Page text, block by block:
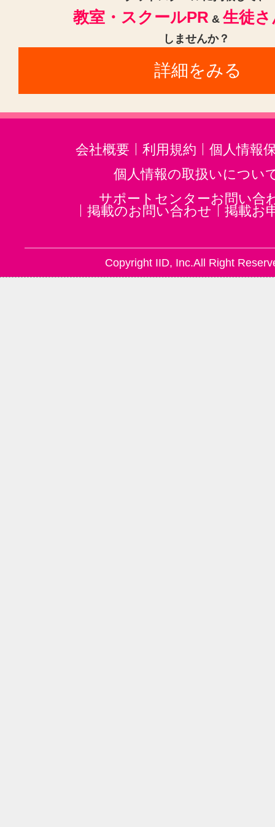
ゴスペル(1)
ジャズ(1)
民族楽
二胡(3)
三味線(3)
沖縄三線(3)
ホルン(2)
音楽・楽器その他(3)
教室・スクールPR & 生徒
しませんか？
詳細をみる
会社概要 利用規約
個人情報
個人情報の取扱いについ
サポートセンターお問い合
掲載のお問い合わせ
掲載お
Copyright IID, Inc.All Right